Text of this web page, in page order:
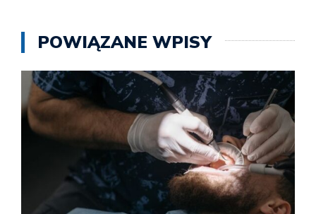
POWIĄZANE WPISY